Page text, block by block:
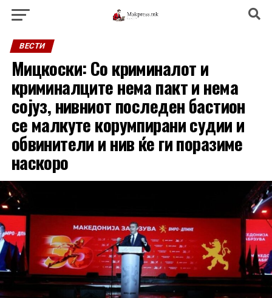
ВЕСТИ
Мицкоски: Со криминалот и
криминалците нема пакт и нема
сојуз, нивниот последен бастион
се малкуте корумпирани судии и
обвинители и нив ќе ги поразиме
наскоро